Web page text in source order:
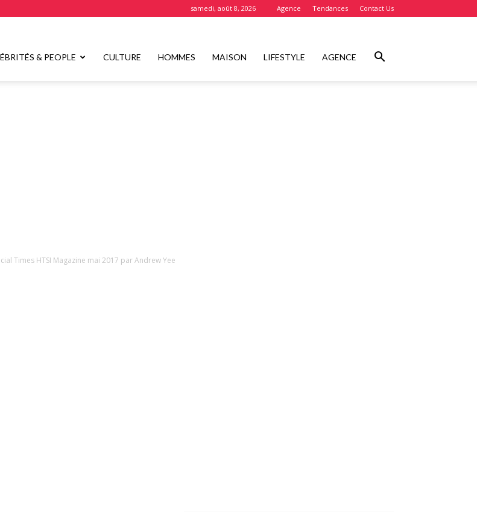
samedi, août 8, 2026 Agence Tendances Contact Us
& PEOPLE CULTURE HOMMES MAISON LIFESTYLE AGENCE
Times HTSI Magazine mai 2017 par Andrew Yee